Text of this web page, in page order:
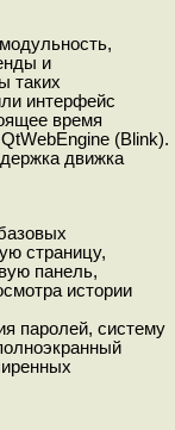
и
таких
интерфейс
время
(Blink).
движка
страницу,
панель,
истории
паролей, систему